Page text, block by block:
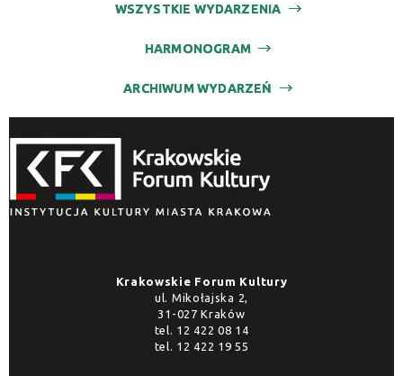
WSZYSTKIE WYDARZENIA
HARMONOGRAM
ARCHIWUM WYDARZEŃ
Krakowskie Forum Kultury
ul. Mikołajska 2,
31-027 Kraków
tel. 12 422 08 14
tel. 12 422 19 55